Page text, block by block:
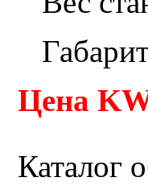
Цена
Каталог